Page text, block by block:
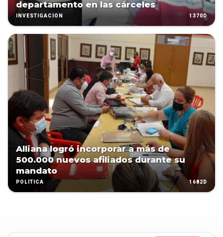
departamento en las cárceles
INVESTIGACIÓN 1370D
Alliana logró incorporar a más de
500.000 nuevos afiliados durante su
mandato
POLÍTICA 1682D